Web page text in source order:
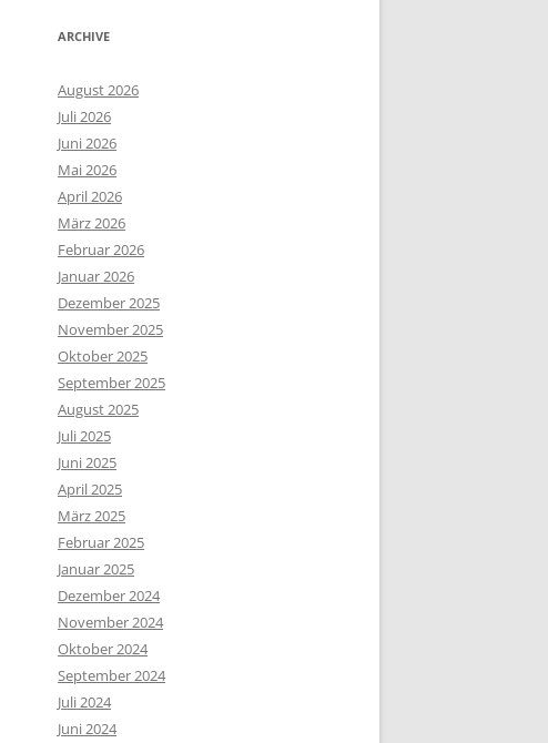
ARCHIVE
August 2026
Juli 2026
Juni 2026
Mai 2026
April 2026
März 2026
Februar 2026
Januar 2026
Dezember 2025
November 2025
Oktober 2025
September 2025
August 2025
Juli 2025
Juni 2025
April 2025
März 2025
Februar 2025
Januar 2025
Dezember 2024
November 2024
Oktober 2024
September 2024
Juli 2024
Juni 2024